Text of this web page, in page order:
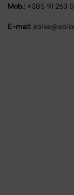
Mob.: +385 91 263
E-mail: